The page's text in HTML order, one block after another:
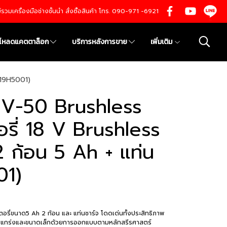
มเครื่องมือช่างชั้นนำ สั่งซื้อสินค้า โทร. 090-971 -6921
หลดแคตตาล็อก บริการหลังการขาย เพิ่มเติม
50 Brushless
รี่ 18 V Brushless
ก้อน 5 Ah + แท่น
รี่ขนาด5 Ah 2 ก้อน และ แท่นชาร์จ โดดเด่นทั้งประสิทธิภาพ
กร่งและขนาดเล็กด้วยการออกแบบตามหลักสรีรศาสตร์